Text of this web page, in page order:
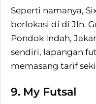
Seperti namanya,
berlokasi di di Jln.
Pondok Indah,
sendiri, lapangan
memasang tarif
9. My Futsal